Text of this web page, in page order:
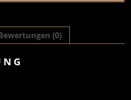
(0)